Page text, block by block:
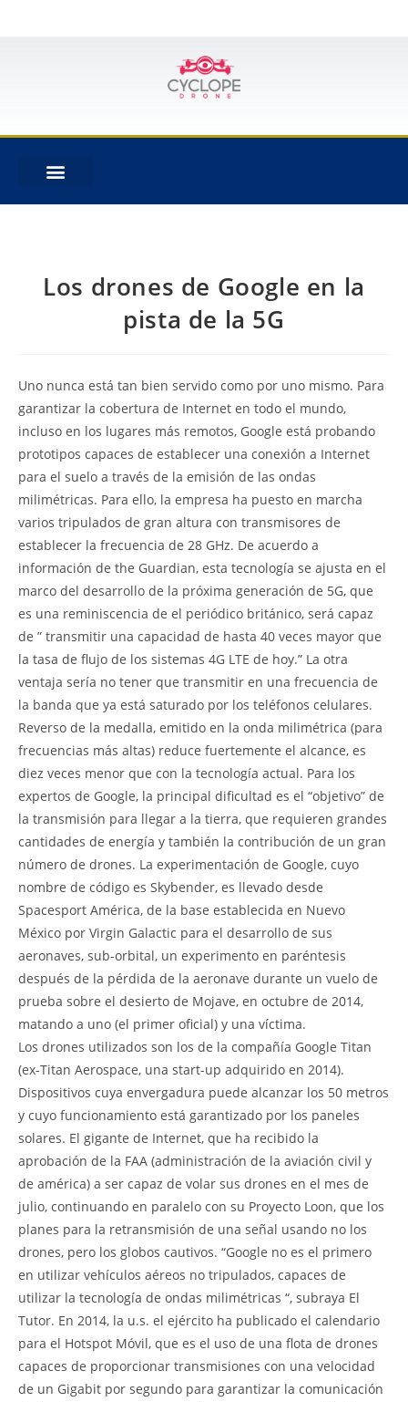
Los drones de Google en la
pista de la 5G
Uno nunca está tan bien servido como por uno mismo. Para
garantizar la cobertura de Internet en todo el mundo,
incluso en los lugares más remotos, Google está probando
prototipos capaces de establecer una conexión a Internet
para el suelo a través de la emisión de las ondas
milimétricas. Para ello, la empresa ha puesto en marcha
varios tripulados de gran altura con transmisores de
establecer la frecuencia de 28 GHz. De acuerdo a
información de the Guardian, esta tecnología se ajusta en el
marco del desarrollo de la próxima generación de 5G, que
es una reminiscencia de el periódico británico, será capaz
de ” transmitir una capacidad de hasta 40 veces mayor que
la tasa de flujo de los sistemas 4G LTE de hoy.” La otra
ventaja sería no tener que transmitir en una frecuencia de
la banda que ya está saturado por los teléfonos celulares.
Reverso de la medalla, emitido en la onda milimétrica (para
frecuencias más altas) reduce fuertemente el alcance, es
diez veces menor que con la tecnología actual. Para los
expertos de Google, la principal dificultad es el “objetivo” de
la transmisión para llegar a la tierra, que requieren grandes
cantidades de energía y también la contribución de un gran
número de drones. La experimentación de Google, cuyo
nombre de código es Skybender, es llevado desde
Spacesport América, de la base establecida en Nuevo
México por Virgin Galactic para el desarrollo de sus
aeronaves, sub-orbital, un experimento en paréntesis
después de la pérdida de la aeronave durante un vuelo de
prueba sobre el desierto de Mojave, en octubre de 2014,
matando a uno (el primer oficial) y una víctima.
Los drones utilizados son los de la compañía Google Titan
(ex-Titan Aerospace, una start-up adquirido en 2014).
Dispositivos cuya envergadura puede alcanzar los 50 metros
y cuyo funcionamiento está garantizado por los paneles
solares. El gigante de Internet, que ha recibido la
aprobación de la FAA (administración de la aviación civil y
de américa) a ser capaz de volar sus drones en el mes de
julio, continuando en paralelo con su Proyecto Loon, que los
planes para la retransmisión de una señal usando no los
drones, pero los globos cautivos. “Google no es el primero
en utilizar vehículos aéreos no tripulados, capaces de
utilizar la tecnología de ondas milimétricas “, subraya El
Tutor. En 2014, la u.s. el ejército ha publicado el calendario
para el Hotspot Móvil, que es el uso de una flota de drones
capaces de proporcionar transmisiones con una velocidad
de un Gigabit por segundo para garantizar la comunicación